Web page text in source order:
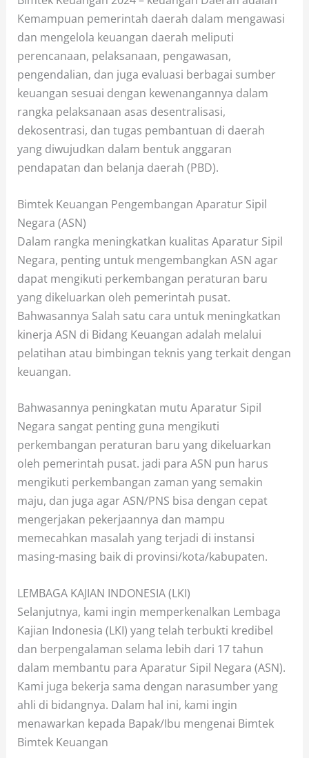
Kemampuan pemerintah daerah dalam mengawasi
dan mengelola keuangan daerah meliputi
perencanaan, pelaksanaan, pengawasan,
pengendalian, dan juga evaluasi berbagai sumber
keuangan sesuai dengan kewenangannya dalam
rangka pelaksanaan asas desentralisasi,
dekosentrasi, dan tugas pembantuan di daerah
yang diwujudkan dalam bentuk anggaran
pendapatan dan belanja daerah (PBD).
Bimtek Keuangan Pengembangan Aparatur Sipil
Negara (ASN)
Dalam rangka meningkatkan kualitas Aparatur Sipil
Negara, penting untuk mengembangkan ASN agar
dapat mengikuti perkembangan peraturan baru
yang dikeluarkan oleh pemerintah pusat.
Bahwasannya Salah satu cara untuk meningkatkan
kinerja ASN di Bidang Keuangan adalah melalui
pelatihan atau bimbingan teknis yang terkait dengan
keuangan.
Bahwasannya peningkatan mutu Aparatur Sipil
Negara sangat penting guna mengikuti
perkembangan peraturan baru yang dikeluarkan
oleh pemerintah pusat. jadi para ASN pun harus
mengikuti perkembangan zaman yang semakin
maju, dan juga agar ASN/PNS bisa dengan cepat
mengerjakan pekerjaannya dan mampu
memecahkan masalah yang terjadi di instansi
masing-masing baik di provinsi/kota/kabupaten.
LEMBAGA KAJIAN INDONESIA (LKI)
Selanjutnya, kami ingin memperkenalkan Lembaga
Kajian Indonesia (LKI) yang telah terbukti kredibel
dan berpengalaman selama lebih dari 17 tahun
dalam membantu para Aparatur Sipil Negara (ASN).
Kami juga bekerja sama dengan narasumber yang
ahli di bidangnya. Dalam hal ini, kami ingin
menawarkan kepada Bapak/Ibu mengenai Bimtek
Bimtek Keuangan